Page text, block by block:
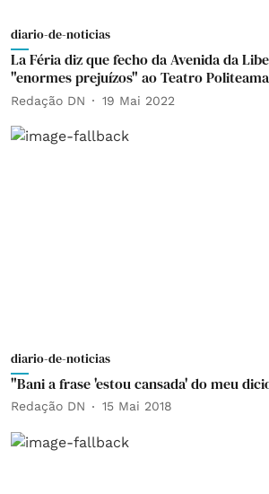
diario-de-noticias
La Féria diz que fecho da Avenida da
"enormes prejuízos" ao Teatro Politeama
Redação DN 19 Mai 2022
diario-de-noticias
"Bani a frase 'estou cansada' do meu
Redação DN 15 Mai 2018